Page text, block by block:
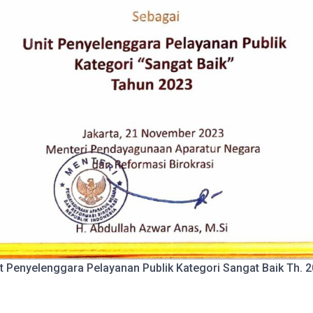
Penyelenggara Pelayanan Publik Kategori Sangat Baik Th.